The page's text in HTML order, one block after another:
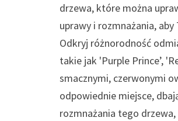
drzewa, które można
uprawy i rozmnażania,
Odkryj różnorodność
takie jak 'Purple Prince’,
smacznymi, czerwonymi
odpowiednie miejsce,
rozmnażania tego